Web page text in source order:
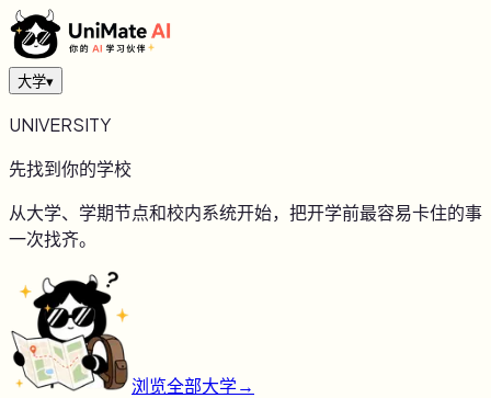
大学▾
UNIVERSITY
先找到你的学校
从大学、学期节点和校内系统开始，把开学前最容易卡住的事
一次找齐。
浏览全部大学→